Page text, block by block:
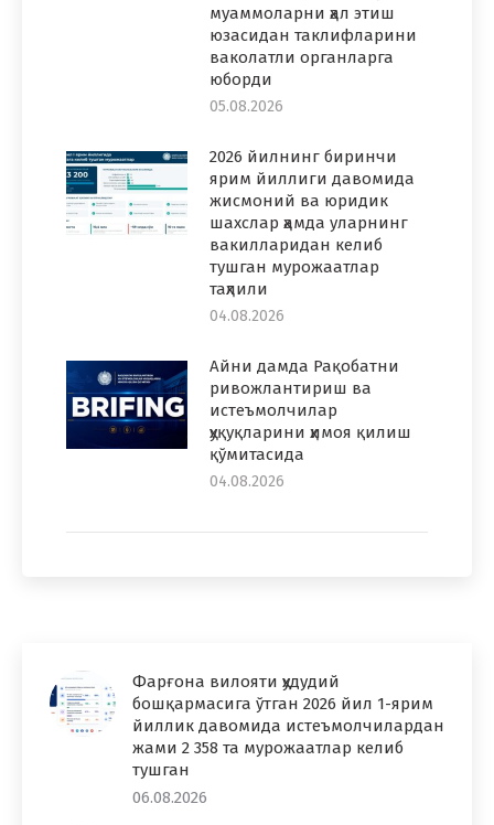
муаммоларни ҳал этиш
юзасидан таклифларини
ваколатли органларга
юборди
05.08.2026
2026 йилнинг биринчи
ярим йиллиги давомида
жисмоний ва юридик
шахслар ҳамда уларнинг
вакилларидан келиб
тушган мурожаатлар
таҳлили
04.08.2026
Айни дамда Рақобатни
ривожлантириш ва
истеъмолчилар
ҳуқуқларини ҳимоя қилиш
қўмитасида
04.08.2026
Фарғона вилояти ҳудудий
бошқармасига ўтган 2026 йил 1-ярим
йиллик давомида истеъмолчилардан
жами 2 358 та мурожаатлар келиб
тушган
06.08.2026